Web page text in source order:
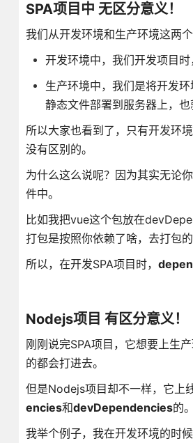
SPA项目中 无区分意义！
我们从开发环境和生产环境这两
开发环境中，我们开发项目
生产环境中，我们是将开发
静态文件部署到服务器上，
所以大家也看到了，只有开发环
没有区别的。
为什么这么说呢？因为其实无论
件中。
比如我把vue这个包放在
打包是按照你依赖了啥，去打包
所以，在开发SPA项目时，
Nodejs项目 有区分意义！
刚刚说完SPA项目，它想要上生
的都会打进去。
但是Nodejs项目却不一样，它上
encies和devDependencies的
我举个例子，我在开发环境的时